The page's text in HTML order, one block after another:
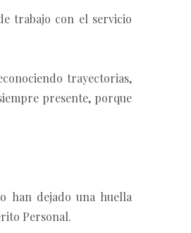
trabajo con el servicio
trayectorias,
presente, porque
han dejado una huella
Personal.